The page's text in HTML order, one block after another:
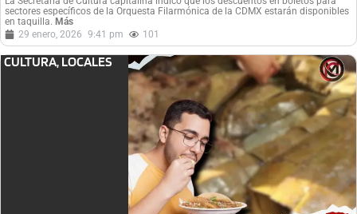
sectores específicos de la Orquesta Filarmónica de la CDMX estarán disponibles
en taquilla. Más
29 enero, 2026 9:41 pm 101
CULTURA, LOCALES